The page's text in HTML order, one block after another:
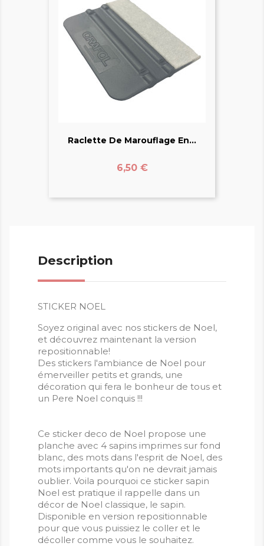
Raclette De Marouflage En...
Prix
6,50 €
Description
STICKER NOEL
Soyez original avec nos stickers de Noel,
et découvrez maintenant la version
repositionnable!
Des stickers l'ambiance de Noel pour
émerveiller petits et grands, une
décoration qui fera le bonheur de tous et
un Pere Noel conquis !!!
Ce sticker deco de Noel propose une
planche avec 4 sapins imprimes sur fond
blanc, des mots dans l'esprit de Noel, des
mots importants qu'on ne devrait jamais
oublier. Voila pourquoi ce sticker sapin
Noel est pratique il rappelle dans un
décor de Noel classique, le sapin.
Disponible en version repositionnable
pour que vous puissiez le coller et le
décoller comme vous le souhaitez.